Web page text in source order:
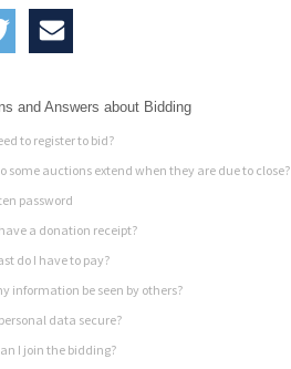
and Answers about Bidding
to register to bid?
some auctions extend when they are due to close?
password
a donation receipt?
do I have to pay?
information be seen by others?
data secure?
I join the bidding?